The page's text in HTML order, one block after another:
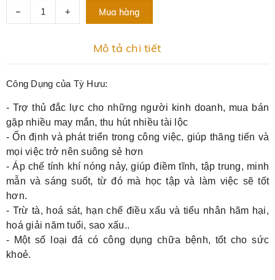
– + Mua hàng
Mô tả chi tiết
Công Dụng của Tỳ Hưu:
- Trợ thủ đắc lực cho những người kinh doanh, mua bán
gặp nhiều may mắn, thu hút nhiều tài lộc
- Ổn định và phát triển trong công việc, giúp thăng tiến và
mọi việc trở nên suông sẻ hơn
- Áp chế tính khí nóng nảy, giúp điềm tĩnh, tập trung, minh
mẫn và sáng suốt, từ đó mà học tập và làm việc sẽ tốt
hơn.
- Trừ tà, hoá sát, hạn chế điều xấu và tiểu nhân hãm hại,
hoá giải năm tuổi, sao xấu..
- Một số loại đá có công dụng chữa bệnh, tốt cho sức
khoẻ.